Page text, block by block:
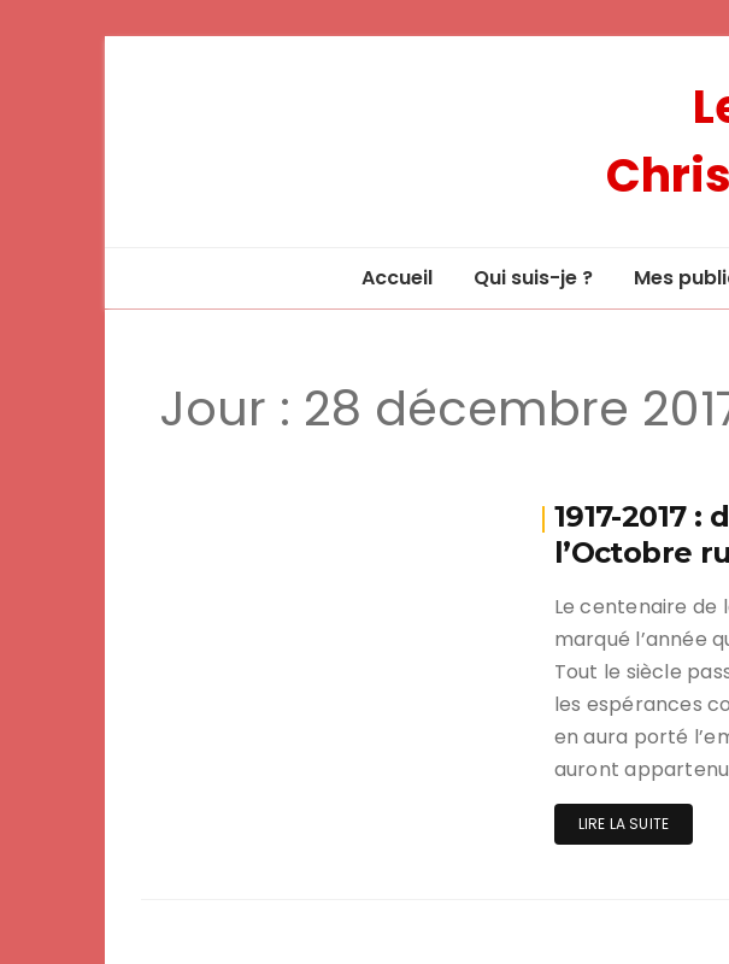
Accueil Qui suis-je ? Mes
Jour : 28 décembre
1917-2017
l’Octobre
Le centenaire de
marqué l’année
Tout le siècle
les espérances
en aura porté
auront
LIRE LA SUITE